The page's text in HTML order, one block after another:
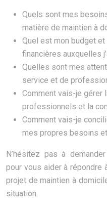
Quels sont mes
matière de maintien à
Quel est mon budget
financières auxquelles
Quelles sont mes
service et de
Comment vais-je gérer
professionnels et la
Comment vais-je
mes propres besoins
N’hésitez pas à
pour vous aider à répondre
projet de maintien à
situation.